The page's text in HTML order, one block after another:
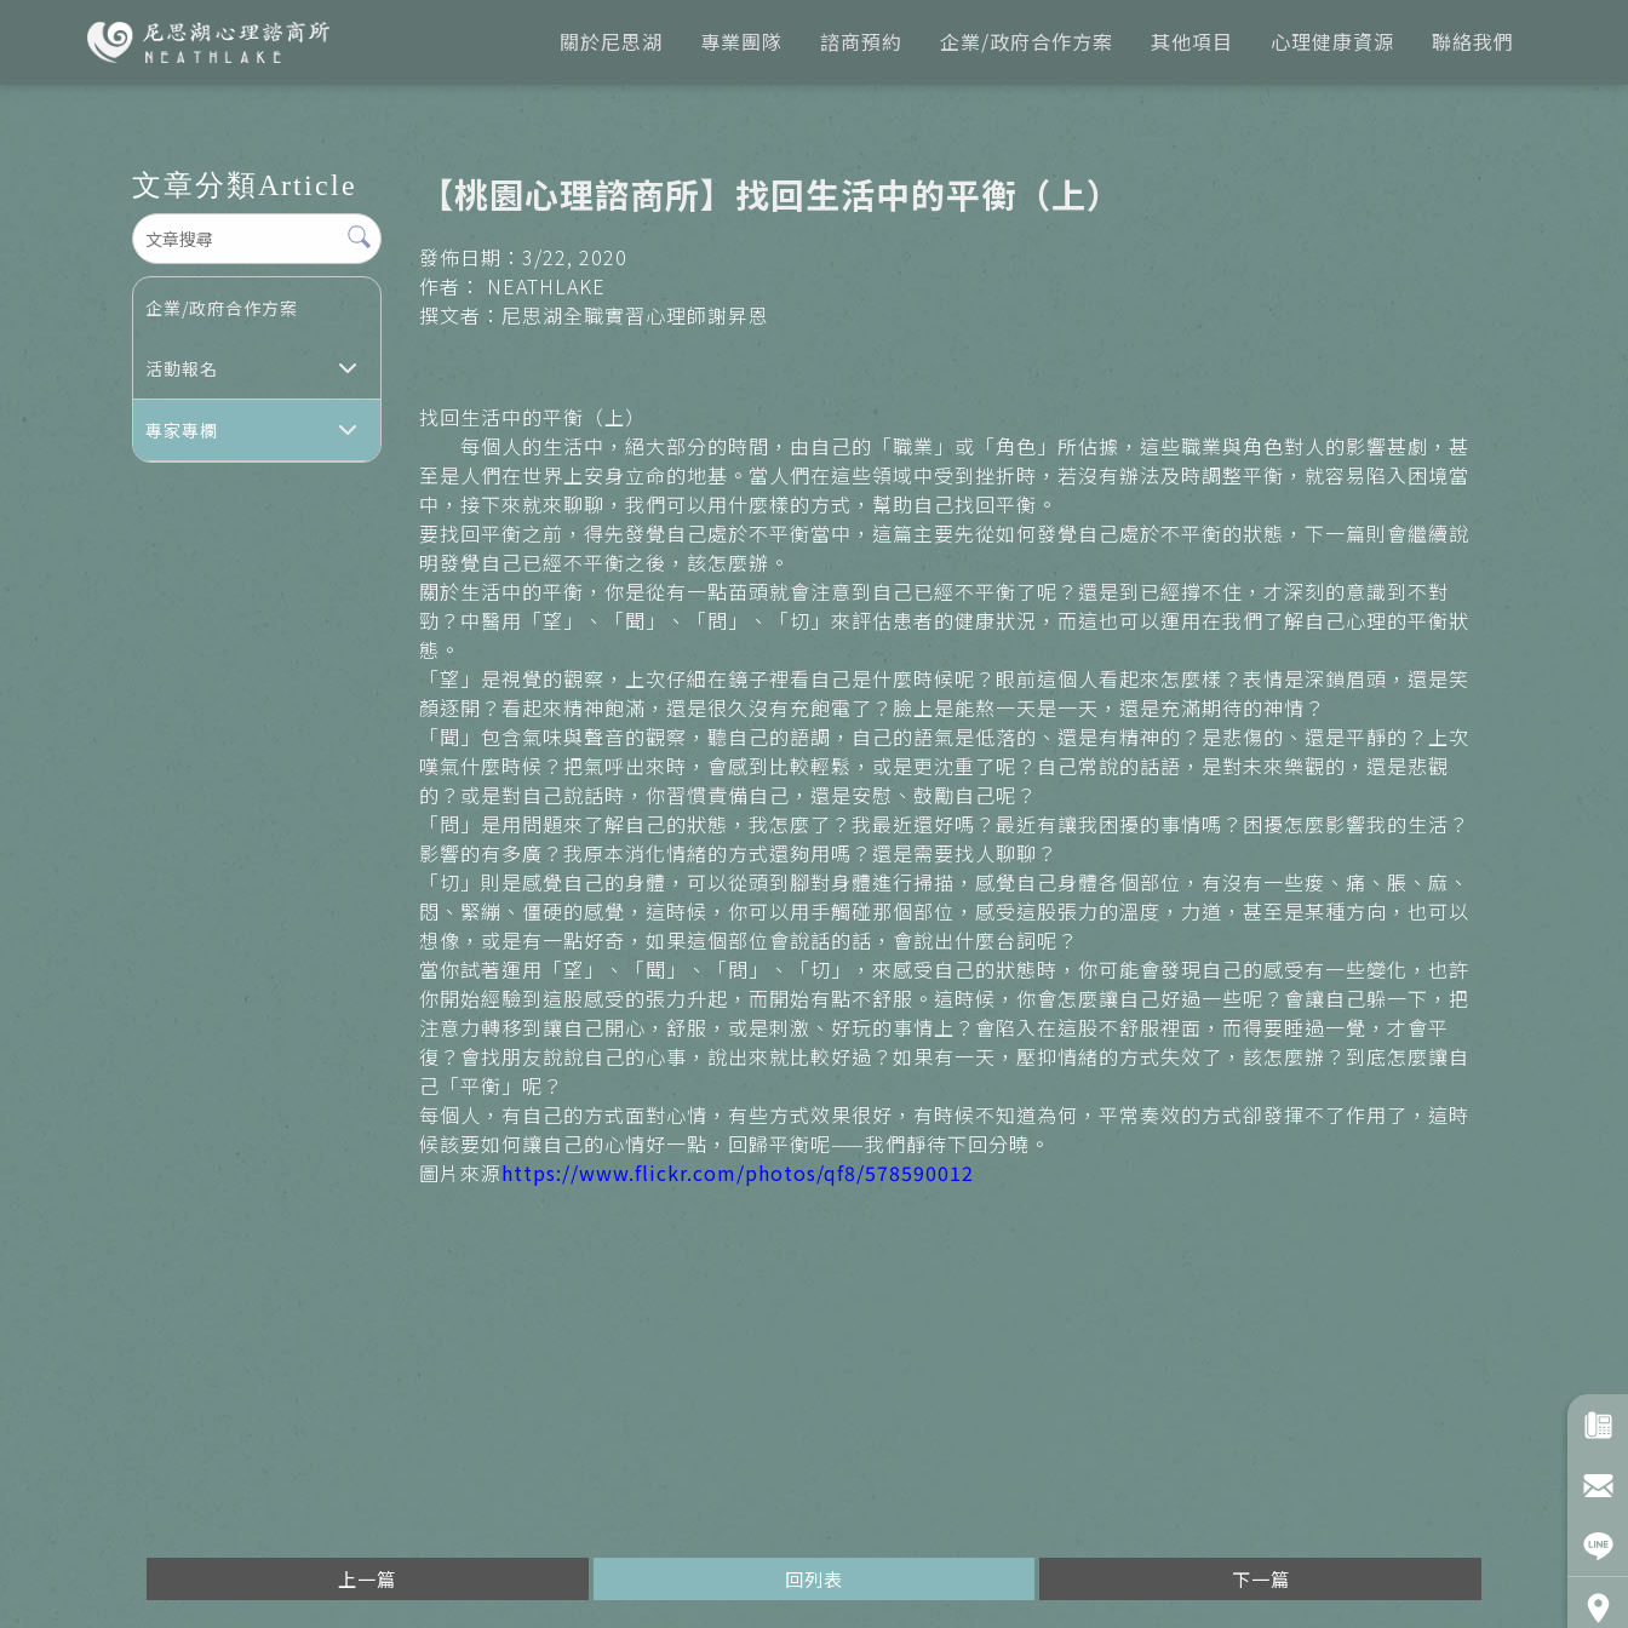
關於尼思湖 專業團隊 諮商預約 企業/政府合作方案 其他項目 心理健康資源 聯絡我們
文章分類Article
企業/政府合作方案
活動報名
專家專欄
【桃園心理諮商所】找回生活中的平衡（上）
發佈日期：3/22, 2020
作者： NEATHLAKE
撰文者：尼思湖全職實習心理師謝昇恩
找回生活中的平衡（上）
每個人的生活中，絕大部分的時間，由自己的「職業」或「角色」所佔據，這些職業與角色對人的影響甚劇，甚
至是人們在世界上安身立命的地基。當人們在這些領域中受到挫折時，若沒有辦法及時調整平衡，就容易陷入困境當
中，接下來就來聊聊，我們可以用什麼樣的方式，幫助自己找回平衡。
要找回平衡之前，得先發覺自己處於不平衡當中，這篇主要先從如何發覺自己處於不平衡的狀態，下一篇則會繼續說
明發覺自己已經不平衡之後，該怎麼辦。
關於生活中的平衡，你是從有一點苗頭就會注意到自己已經不平衡了呢？還是到已經撐不住，才深刻的意識到不對
勁？中醫用「望」、「聞」、「問」、「切」來評估患者的健康狀況，而這也可以運用在我們了解自己心理的平衡狀
態。
「望」是視覺的觀察，上次仔細在鏡子裡看自己是什麼時候呢？眼前這個人看起來怎麼樣？表情是深鎖眉頭，還是笑
顏逐開？看起來精神飽滿，還是很久沒有充飽電了？臉上是能熬一天是一天，還是充滿期待的神情？
「聞」包含氣味與聲音的觀察，聽自己的語調，自己的語氣是低落的、還是有精神的？是悲傷的、還是平靜的？上次
嘆氣什麼時候？把氣呼出來時，會感到比較輕鬆，或是更沈重了呢？自己常說的話語，是對未來樂觀的，還是悲觀
的？或是對自己說話時，你習慣責備自己，還是安慰、鼓勵自己呢？
「問」是用問題來了解自己的狀態，我怎麼了？我最近還好嗎？最近有讓我困擾的事情嗎？困擾怎麼影響我的生活？
影響的有多廣？我原本消化情緒的方式還夠用嗎？還是需要找人聊聊？
「切」則是感覺自己的身體，可以從頭到腳對身體進行掃描，感覺自己身體各個部位，有沒有一些痠、痛、脹、麻、
悶、緊繃、僵硬的感覺，這時候，你可以用手觸碰那個部位，感受這股張力的溫度，力道，甚至是某種方向，也可以
想像，或是有一點好奇，如果這個部位會說話的話，會說出什麼台詞呢？
當你試著運用「望」、「聞」、「問」、「切」，來感受自己的狀態時，你可能會發現自己的感受有一些變化，也許
你開始經驗到這股感受的張力升起，而開始有點不舒服。這時候，你會怎麼讓自己好過一些呢？會讓自己躲一下，把
注意力轉移到讓自己開心，舒服，或是刺激、好玩的事情上？會陷入在這股不舒服裡面，而得要睡過一覺，才會平
復？會找朋友說說自己的心事，說出來就比較好過？如果有一天，壓抑情緒的方式失效了，該怎麼辦？到底怎麼讓自
己「平衡」呢？
每個人，有自己的方式面對心情，有些方式效果很好，有時候不知道為何，平常奏效的方式卻發揮不了作用了，這時
候該要如何讓自己的心情好一點，回歸平衡呢——我們靜待下回分曉。
圖片來源https://www.flickr.com/photos/qf8/578590012
上一篇 回列表 下一篇